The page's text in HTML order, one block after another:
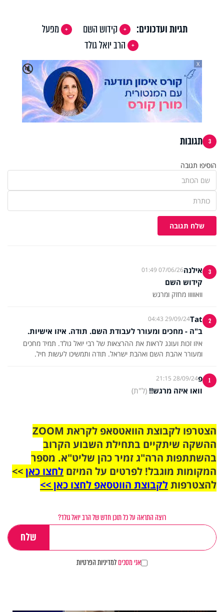
תגיות ועדכונים: קידוש השם
מפעל
הרב יואל גולד
🔇
X
3 תגובות
הוסיפו תגובה
שלח תגובה
3 אילנה07/06/26 01:49
קידוש השם
וואווווו מחזק ומרגש
2
Tat
29/09/24 04:43
ב"ה - מחכים ומעורר לעבודת השם. תודה. איזו אישיות.
איזו זכות ועונג לראות את ההרצאות של רבי יואל גולד. תמיד מחכים
ומעורר אהבת השם ואהבת ישראל. תודה ותמשיכו לעשות חיל.
1 פ28/09/24 21:15
וואו איזה מרגש!! (ל"ת)
הצטרפו לקבוצת הוואטסאפ לקראת ZOOM
ההשקה שיתקיים בתחילת השבוע הקרוב
בהשתתפות הרה"ג זמיר כהן שליט"א. מספר
המקומות מוגבל! לפרטים על המיזם לחצו כאן>>
להצטרפותלקבוצת הווטסאפ לחצו כאן >>
רוצה התראה על כל תוכן חדש של הרב יואל גולד?
אני מסכיםלמדיניות הפרטיות